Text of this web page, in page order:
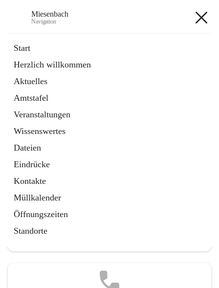
Miesenbach
Navigation
Start
Herzlich willkommen
Aktuelles
Amtstafel
Veranstaltungen
Wissenswertes
Dateien
Eindrücke
Kontakte
Müllkalender
Öffnungszeiten
Standorte
Externe Webseite
in
Tab
Region Schneebergland
Externe Webseite
öffnet
in
neuem
Tab